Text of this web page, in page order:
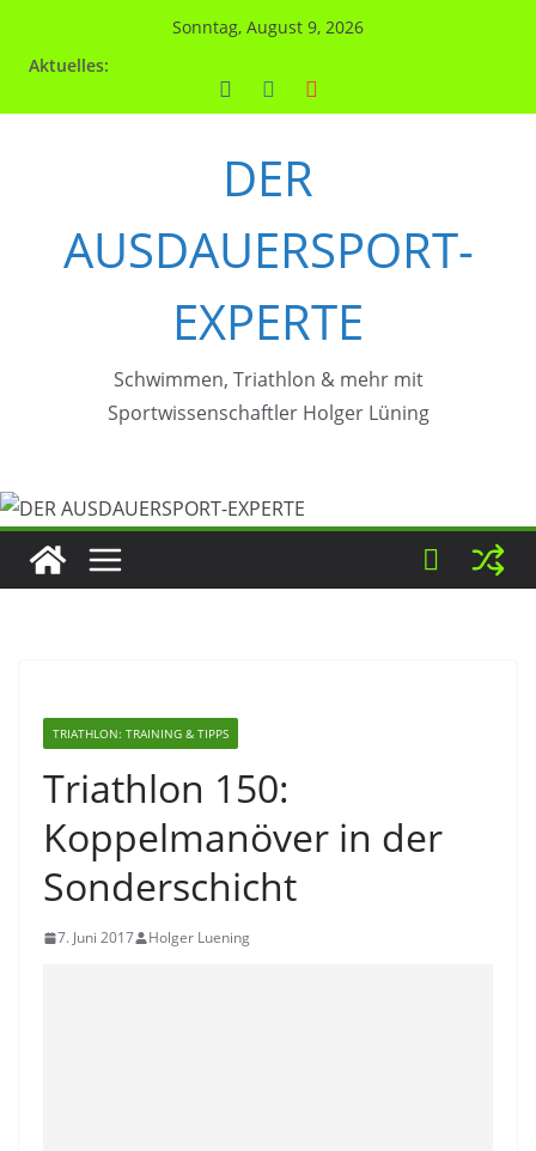
Sonntag, August 9, 2026
Aktuelles:
DER
AUSDAUERSPORT-
EXPERTE
Schwimmen, Triathlon & mehr mit
Sportwissenschaftler Holger Lüning
TRIATHLON: TRAINING & TIPPS
Triathlon 150:
Koppelmanöver in der
Sonderschicht
7. Juni 2017 Holger Luening